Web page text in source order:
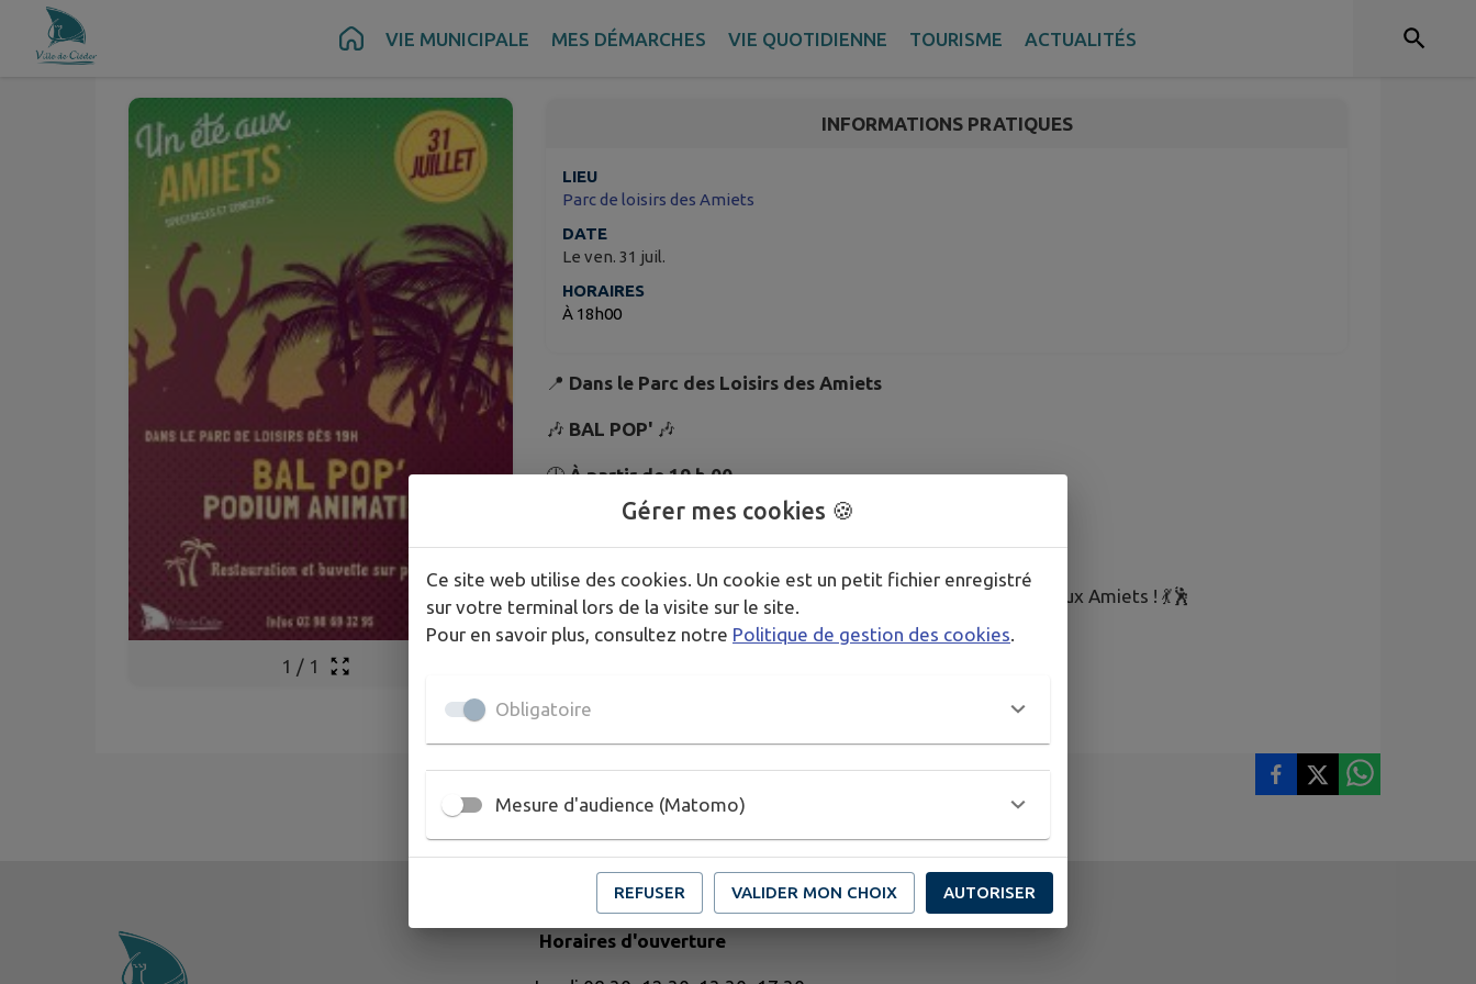
Contenu Pied de pageVIE MUNICIPALE MES DÉMARCHES VIE QUOTIDIENNE TOURISME ACTUALITÉS
1 / 1
INFORMATIONS PRATIQUES
LIEU
Parc de loisirs des Amiets
DATE
Le ven. 31 juil.
HORAIRES
À 18h00
📍 Dans le Parc des Loisirs des Amiets
🎶 BAL POP' 🎶
🕖À partir de 19 h 00
Podium Animation pour une soirée festive et conviviale !
🍟Restauration sur place et Buvette
✨ Venez danser, chanter et profiter d'une belle soirée d'été aux Amiets ! 💃🕺
Infos 02 98 69 32 95
Horaires d'ouverture
Gérer mes cookies 🍪
Ce site web utilise des cookies. Un cookie est un petit fichier enregistré
sur votre terminal lors de la visite sur le site.
Pour en savoir plus, consultez notre Politique de gestion des cookies
Obligatoire
Mesure d'audience (Matomo)
REFUSER VALIDER MON CHOIX AUTORISER